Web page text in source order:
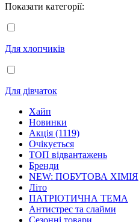
Показати категорії:
Для хлопчиків
Для дівчаток
Хайп
Новинки
Акція (1119)
Очікується
ТОП відвантажень
Бренди
NEW: ПОБУТОВА ХІМІЯ
Літо
ПАТРІОТИЧНА ТЕМА
Антистрес та слайми
Сезонні товари